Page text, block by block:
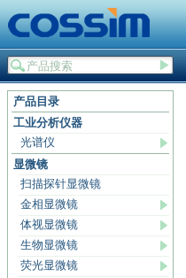
产品目录
工业分析仪器
光谱仪
显微镜
扫描探针显微镜
金相显微镜
体视显微镜
生物显微镜
荧光显微镜